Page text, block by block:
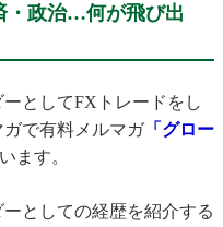
・政治…何が飛び出
としてFXトレードをし
で有料メルマガ「グロー
ます。
としての経歴を紹介する